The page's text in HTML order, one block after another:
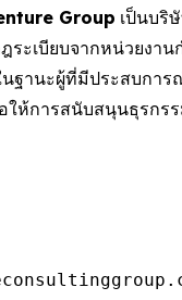
Group เป็นบริ
ระเบียบจากหน่วยง
ฐานะผู้ที่มีประสบการ
ให้การสนับสนุนธุรกร